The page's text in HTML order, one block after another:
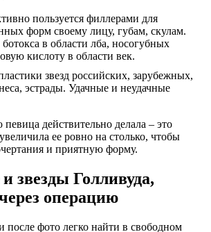
пользуется филлерами для
форм своему лицу, губам, скулам.
в области лба, носогубных
кислоту в области век.
действительно делала – это
ее ровно на столько, чтобы
и приятную форму.
звезды Голливуда,
операцию
после фото легко найти в свободном